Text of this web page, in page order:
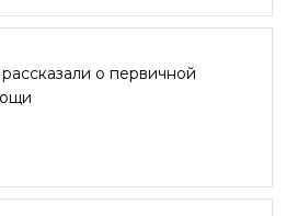
о первичной